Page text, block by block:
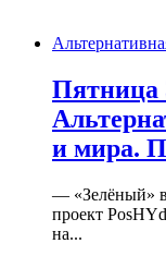
Пятница
и мира.
— «Зелёный»
проект
на...